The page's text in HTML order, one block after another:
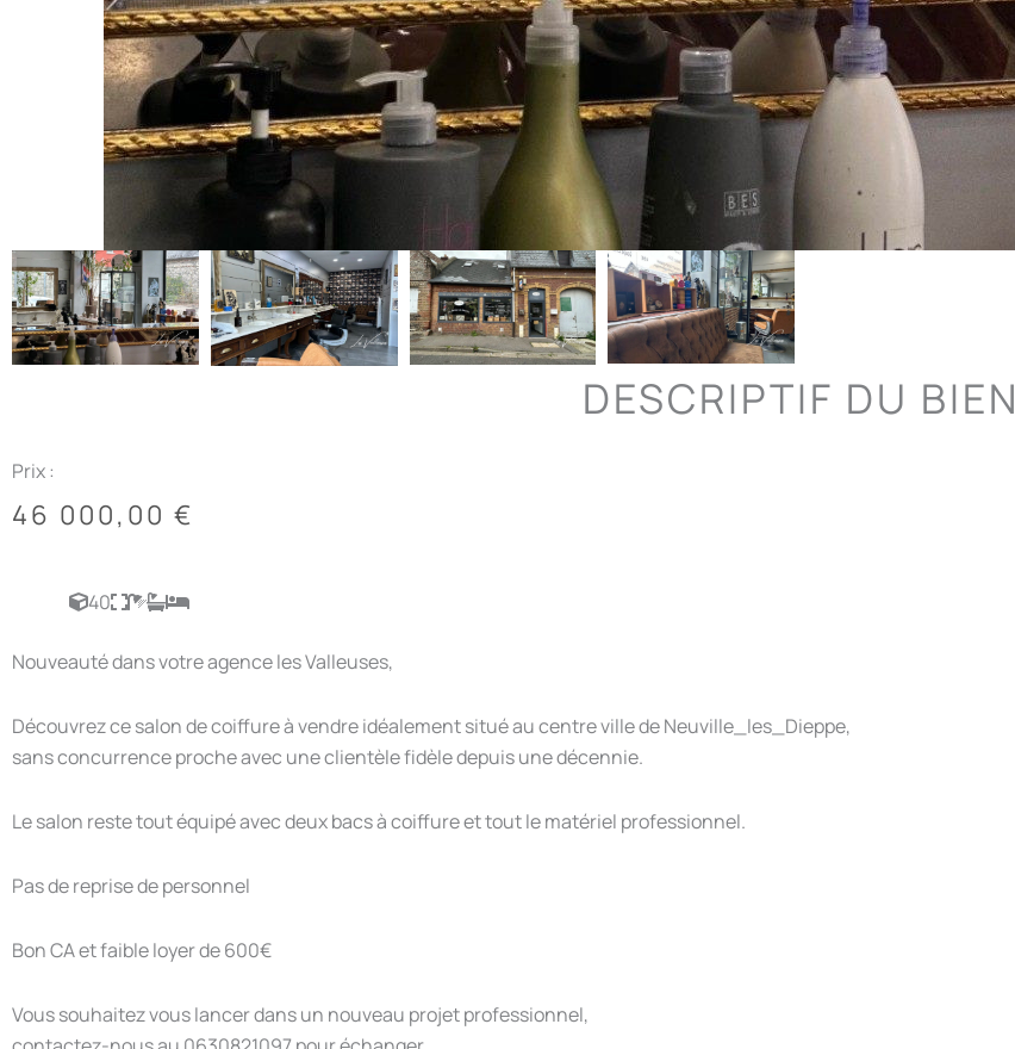
DESCRIPTIF DU BIEN
Prix :
46 000,00 €
40
Nouveauté dans votre agence les Valleuses,
Découvrez ce salon de coiffure à vendre idéalement situé au centre ville de Neuville_les_Dieppe,
sans concurrence proche avec une clientèle fidèle depuis une décennie.
Le salon reste tout équipé avec deux bacs à coiffure et tout le matériel professionnel.
Pas de reprise de personnel
Bon CA et faible loyer de 600€
Vous souhaitez vous lancer dans un nouveau projet professionnel,